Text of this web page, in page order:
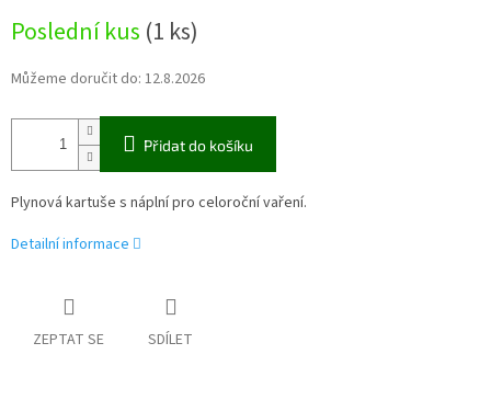
cena:
Poslední kus (1 ks)
Můžeme doručit do: 12.8.2026
Přidat do košíku
Plynová kartuše s náplní pro celoroční vaření.
Detailní informace
ZEPTAT SE SDÍLET